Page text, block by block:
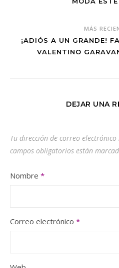
MÁS
¡ADIÓS A UN GRANDE!
VALENTINO
DEJAR UNA
Tu dirección de correo
campos obligatorios están
Nombre *
Correo electrónico *